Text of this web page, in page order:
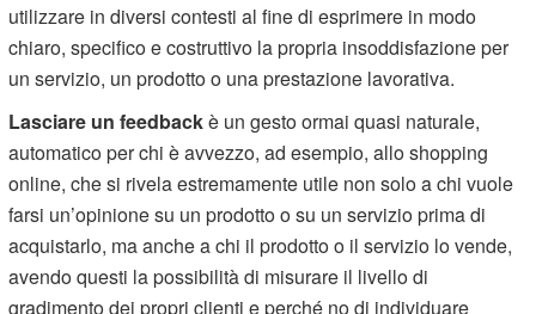
utilizzare in diversi contesti al fine di esprimere in modo
chiaro, specifico e costruttivo la propria insoddisfazione per
un servizio, un prodotto o una prestazione lavorativa.
Lasciare un feedbackè un gesto ormai quasi naturale,
automatico per chi è avvezzo, ad esempio, allo shopping
online, che si rivela estremamente utile non solo a chi vuole
farsi un’opinione su un prodotto o su un servizio prima di
acquistarlo, ma anche a chi il prodotto o il servizio lo vende,
avendo questi la possibilità di misurare il livello di
gradimento dei propri clienti e perché no di individuare